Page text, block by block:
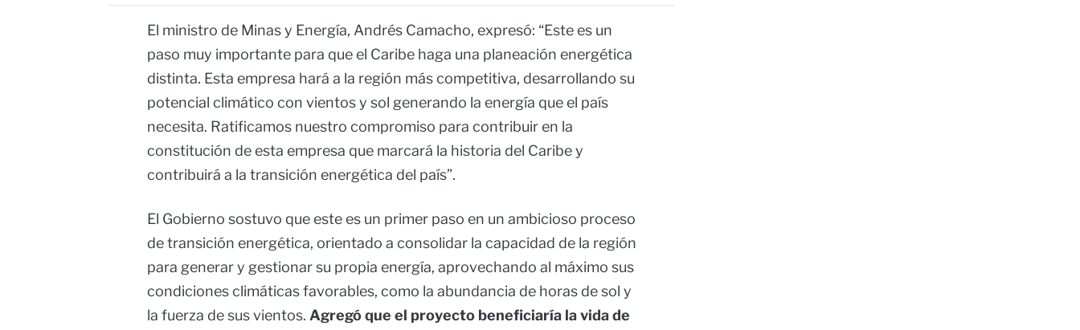
El ministro de Minas y Energía, Andrés Camacho, expresó: “Este es un
paso muy importante para que el Caribe haga una planeación energética
distinta. Esta empresa hará a la región más competitiva, desarrollando su
potencial climático con vientos y sol generando la energía que el país
necesita. Ratificamos nuestro compromiso para contribuir en la
constitución de esta empresa que marcará la historia del Caribe y
contribuirá a la transición energética del país”.
El Gobierno sostuvo que este es un primer paso en un ambicioso proceso
de transición energética, orientado a consolidar la capacidad de la región
para generar y gestionar su propia energía, aprovechando al máximo sus
condiciones climáticas favorables, como la abundancia de horas de sol y
la fuerza de sus vientos. Agregó que el proyecto beneficiaría la vida de